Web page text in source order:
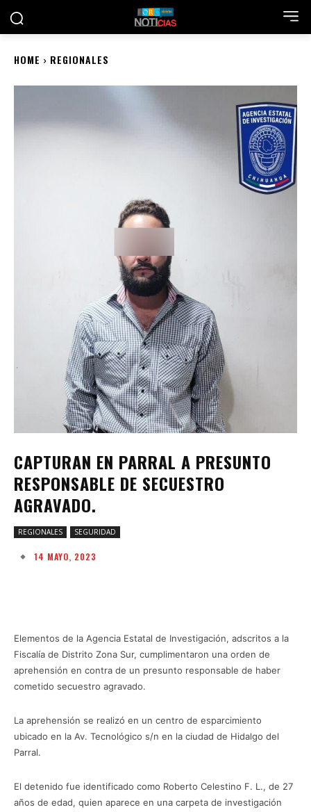
HOME REGIONALES
CAPTURAN EN PARRAL A PRESUNTO
RESPONSABLE DE SECUESTRO
AGRAVADO.
REGIONALES SEGURIDAD
14 MAYO, 2023
Elementos de la Agencia Estatal de Investigación, adscritos a la
Fiscalía de Distrito Zona Sur, cumplimentaron una orden de
aprehensión en contra de un presunto responsable de haber
cometido secuestro agravado.
La aprehensión se realizó en un centro de esparcimiento
ubicado en la Av. Tecnológico s/n en la ciudad de Hidalgo del
Parral.
El detenido fue identificado como Roberto Celestino F. L., de 27
años de edad, quien aparece en una carpeta de investigación